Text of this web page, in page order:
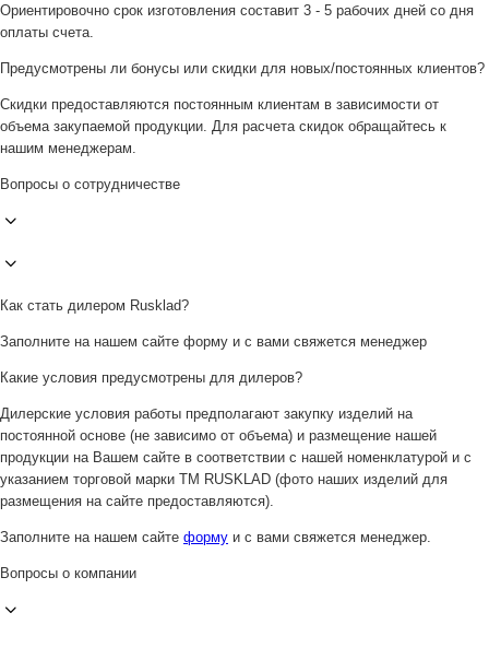
Ориентировочно срок изготовления составит 3 - 5 рабочих дней со дня
оплаты счета.
Предусмотрены ли бонусы или скидки для новых/постоянных клиентов?
Скидки предоставляются постоянным клиентам в зависимости от
объема закупаемой продукции. Для расчета скидок обращайтесь к
нашим менеджерам.
Вопросы о сотрудничестве
Как стать дилером Rusklad?
Заполните на нашем сайте форму и с вами свяжется менеджер
Какие условия предусмотрены для дилеров?
Дилерские условия работы предполагают закупку изделий на
постоянной основе (не зависимо от объема) и размещение нашей
продукции на Вашем сайте в соответствии с нашей номенклатурой и с
указанием торговой марки ТМ RUSKLAD (фото наших изделий для
размещения на сайте предоставляются).
Заполните на нашем сайте форму и с вами свяжется менеджер.
Вопросы о компании